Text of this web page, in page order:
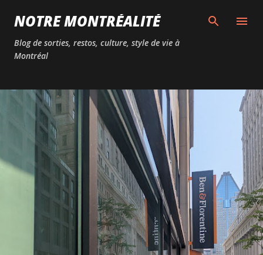
Passer au contenu principal
NOTRE MONTRÉALITÉ
Blog de sorties, restos, culture, style de vie à
Montréal